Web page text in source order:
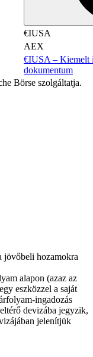
€IUSA
AEX
€IUSA – Kiemelt
dokumentum
Börse szolgáltatja.
jövőbeli hozamokra
alapon (azaz az
eszközzel a saját
ingadozás
devizába jegyzik,
jelenítjük